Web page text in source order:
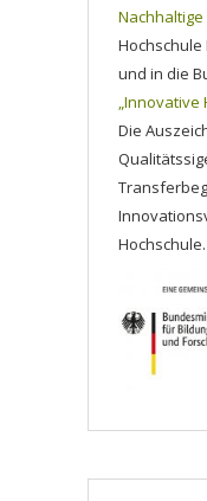
Nachhaltige
und in die
„Innovative
Die
Hochschule.